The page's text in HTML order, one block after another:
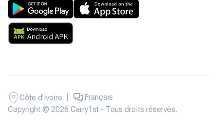
Copyright © 2026 Carry1st - Tous droits réservés.
Côte d’ivoire Français